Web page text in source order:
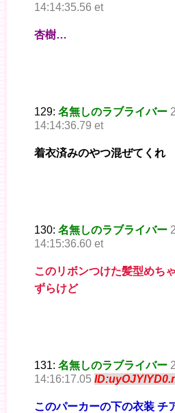
14:14:35.56 et
杏樹…
129: 名無しのラブライバー
14:14:36.79 et
着衣済みのやつ混ぜてくれ
130: 名無しのラブライバー
14:15:36.60 et
このリボンつけた髪型めち
ずらけど
131: 名無しのラブライバー
14:16:17.05
このパーカーの下の衣装 チ